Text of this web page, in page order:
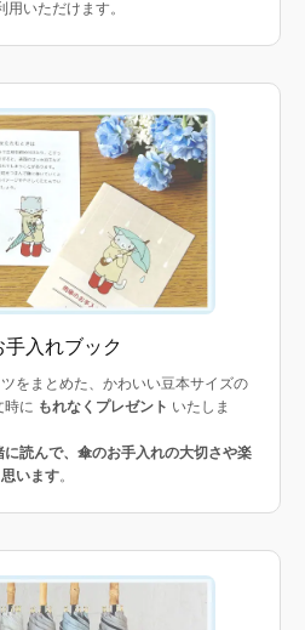
用いただけます。
入れブック
をまとめた、かわいい豆本サイズの
時に もれなくプレゼント いたしま
読んで、傘のお手入れの大切さや楽
います。